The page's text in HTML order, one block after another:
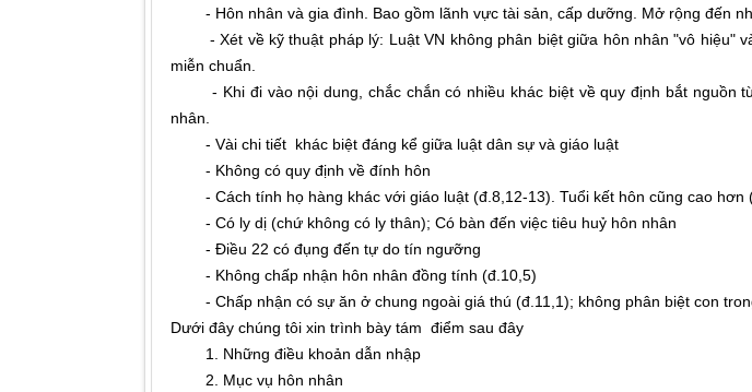
- Hôn nhân và gia đình. Bao gồm lãnh vực tài sản, cấp dưỡng. Mở rộng đến
- Xét về kỹ thuật pháp lý: Luật VN không phân biệt giữa hôn nhân "vô hiệu"
miễn chuẩn.
- Khi đi vào nội dung, chắc chắn có nhiều khác biệt về quy định bắt nguồn
nhân.
- Vài chi tiết khác biệt đáng kể giữa luật dân sự và giáo luật
- Không có quy định về đính hôn
- Cách tính họ hàng khác với giáo luật (đ.8,12-13). Tuổi kết hôn cũng cao hơn
- Có ly dị (chứ không có ly thân); Có bàn đến việc tiêu huỷ hôn nhân
- Điều 22 có đụng đến tự do tín ngưỡng
- Không chấp nhận hôn nhân đồng tính (đ.10,5)
- Chấp nhận có sự ăn ở chung ngoài giá thú (đ.11,1); không phân biệt con
Dưới đây chúng tôi xin trình bày tám điểm sau đây
1. Những điều khoản dẫn nhập
2. Mục vụ hôn nhân